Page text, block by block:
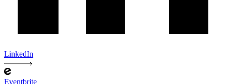
LinkedIn
Eventbrite